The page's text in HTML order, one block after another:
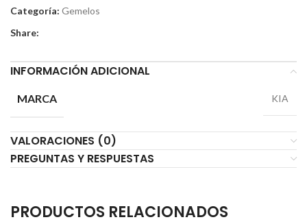
Categoría: Gemelos
Share:
INFORMACIÓN ADICIONAL
MARCA KIA
VALORACIONES (0)
PREGUNTAS Y RESPUESTAS
PRODUCTOS RELACIONADOS